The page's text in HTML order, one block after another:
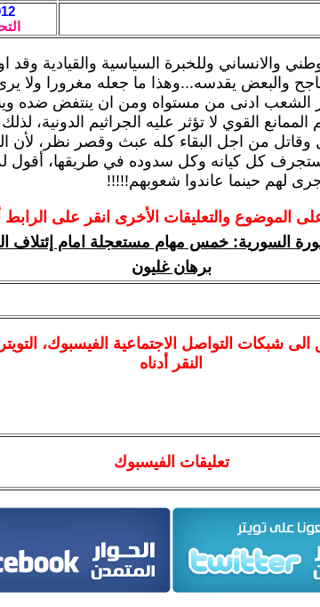
- 04:57
والانساني وللخبرة السياسية والقيادية
والبعض يقدسه...وهذا ما جعله مغرورا ولا
الشعب ادنى من مستواه ومن ان ينتفض ضده
القوي لا تؤثر عليه الجراثيم الدونية،
من اجل البقاء كله عبث وقصر نظر، لأن
ستجرف كل كيانه وكل سدوده في طريقها، أقول
جرى لهم حينما عاندوا شعوبهم!!!!!
الموضوع والتعليقات الأخرى انقر على الرابط
السورية: خمس مهام مستعجلة امام إئتلاف
برهان غليون
الى شبكات التواصل الاجتماعية الفيسبوك،
النقر أدناه
تعليقات الفيسبوك